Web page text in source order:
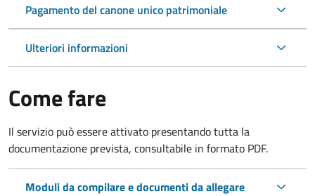
Pagamento del canone unico patrimoniale
Ulteriori informazioni
Come fare
Il servizio può essere attivato presentando tutta la
documentazione prevista, consultabile in formato PDF.
Moduli da compilare e documenti da allegare